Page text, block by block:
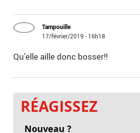
Tampouille
17/février/2019 - 16h18
Qu'elle aille donc bosser!!
RÉAGISSEZ
Nouveau ?